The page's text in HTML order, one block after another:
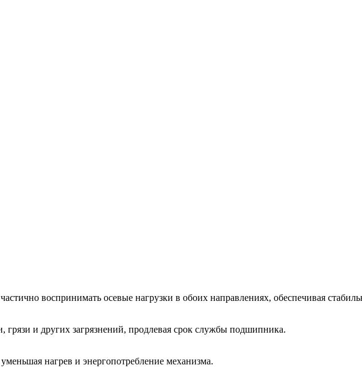
воспринимать осевые нагрузки в обоих направлениях, обеспечивая
и других загрязнений, продлевая срок службы подшипника.
нагрев и энергопотребление механизма.